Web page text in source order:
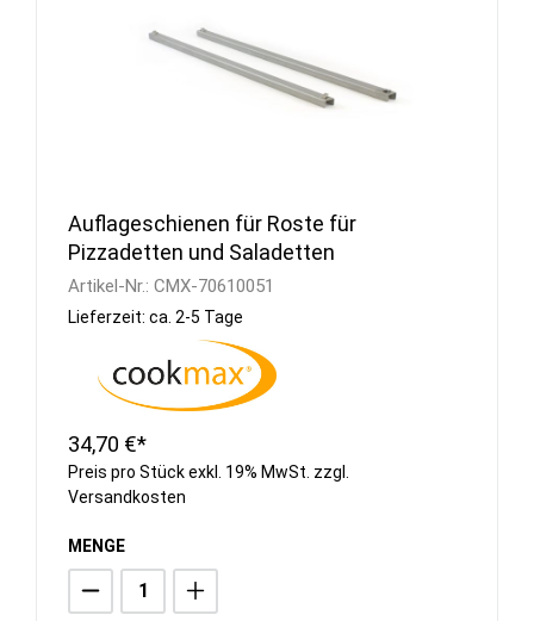
Auflageschienen für Roste für
Pizzadetten und Saladetten
Artikel-Nr.: CMX-70610051
Lieferzeit: ca. 2-5 Tage
34,70 €*
Preis pro Stück exkl. 19% MwSt. zzgl.
Versandkosten
MENGE